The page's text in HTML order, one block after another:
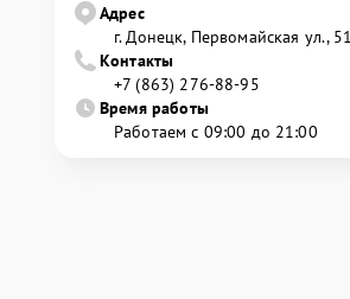
Адрес
г. Донецк, Первомайская ул., 51
Контакты
+7 (863) 276-88-95
Время работы
Работаем с 09:00 до 21:00